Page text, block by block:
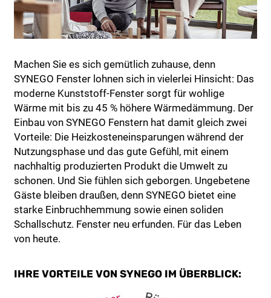
Machen Sie es sich gemütlich zuhause, denn
SYNEGO Fenster lohnen sich in vielerlei Hinsicht: Das
moderne Kunststoff-Fenster sorgt für wohlige
Wärme mit bis zu 45 % höhere Wärmedämmung. Der
Einbau von SYNEGO Fenstern hat damit gleich zwei
Vorteile: Die Heizkosteneinsparungen während der
Nutzungsphase und das gute Gefühl, mit einem
nachhaltig produzierten Produkt die Umwelt zu
schonen. Und Sie fühlen sich geborgen. Ungebetene
Gäste bleiben draußen, denn SYNEGO bietet eine
starke Einbruchhemmung sowie einen soliden
Schallschutz. Fenster neu erfunden. Für das Leben
von heute.
IHRE VORTEILE VON SYNEGO IM ÜBERBLICK: